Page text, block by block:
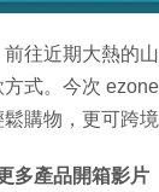
往近期大熱的
式。今次
購物，更可跨
多產品開箱影片